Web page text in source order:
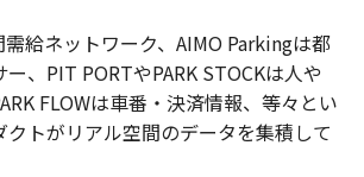
需給ネットワーク、AIMO Parkingは都
、PIT PORTやPARK STOCKは人や
FLOWは車番・決済情報、等々とい
クトがリアル空間のデータを集積して